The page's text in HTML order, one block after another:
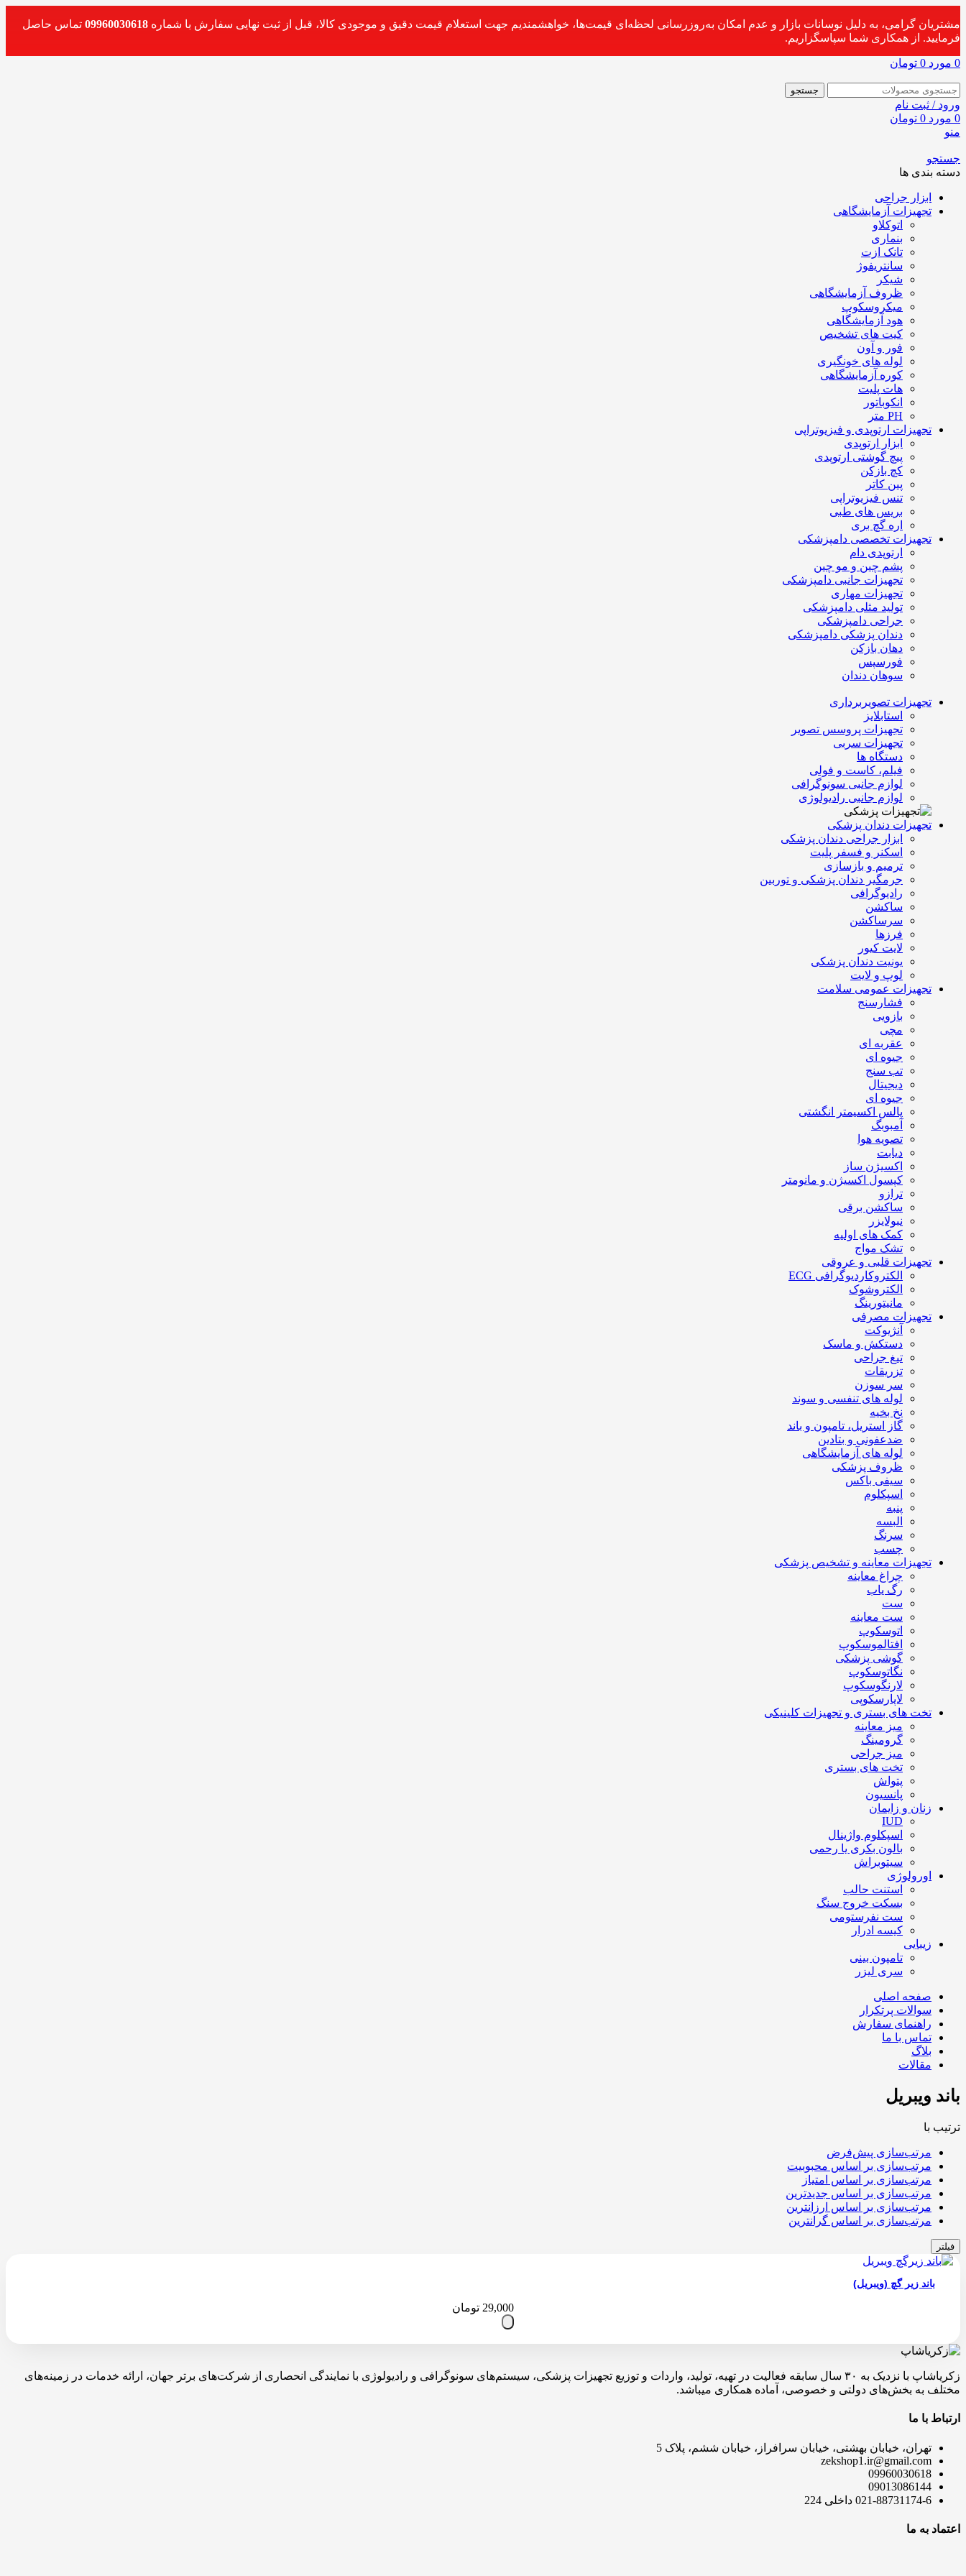
مشتریان گرامی، به دلیل نوسانات بازار و عدم امکان به‌روزرسانی لحظه‌ای قیمت‌ها، خواهشمندیم جهت استعلام قیمت دقیق و موجودی کالا، قبل از ثبت نهایی سفارش با شماره 09960030618 تماس حاصل
فرمایید. از همکاری شما سپاسگزاریم.
0 مورد 0 تومان
جستجو
ورود / ثبت نام
0 مورد 0 تومان
منو
جستجو
دسته بندی ها
ابزار جراحی
تجهیزات آزمایشگاهی
اتوکلاو
بنماری
تانک ازت
سانتریفوژ
شیکر
ظروف آزمایشگاهی
میکروسکوپ
هود آزمایشگاهی
کیت های تشخیص
فور و آون
لوله های خونگیری
کوره آزمایشگاهی
هات پلیت
انکوباتور
PH متر
تجهیزات ارتوپدی و فیزیوتراپی
ابزار ارتوپدی
پیچ گوشتی ارتوپدی
کچ بازکن
پین کاتر
تنس فیزیوتراپی
بریس های طبی
اره گچ بری
تجهیزات تخصصی دامپزشکی
ارتوپدی دام
پشم چین و مو چین
تجهیزات جانبی دامپزشکی
تجهیزات مهاری
تولید مثلی دامپزشکی
جراحی دامپزشکی
دندان پزشکی دامپزشکی
دهان بازکن
فورسپس
سوهان دندان
تجهیزات تصویربرداری
استابلایز
تجهیزات پروسس تصویر
تجهیزات سربی
دستگاه ها
فیلم، کاست و فولی
لوازم جانبی سونوگرافی
لوازم جانبی رادیولوژی
تجهیزات دندان پزشکی
ابزار جراحی دندان پزشکی
اسکنر و فسفر پلیت
ترمیم و بازسازی
جرمگیر دندان پزشکی و توربین
رادیوگرافی
ساکشن
سرساکشن
فرزها
لایت کیور
یونیت دندان پزشکی
لوپ و لایت
تجهیزات عمومی سلامت
فشارسنج
بازویی
مچی
عقربه ای
جیوه ای
تب سنج
دیجیتال
جیوه ای
پالس اکسیمتر انگشتی
آمبوبگ
تصویه هوا
دیابت
اکسیژن ساز
کپسول اکسیژن و مانومتر
ترازو
ساکشن برقی
نبولایزر
کمک های اولیه
تشک مواج
تجهیزات قلبی و عروقی
الکتروکاردیوگرافی ECG
الکتروشوک
مانیتورینگ
تجهیزات مصرفی
آنژیوکت
دستکش و ماسک
تیغ جراحی
تزریقات
سر سوزن
لوله های تنفسی و سوند
نخ بخیه
گاز استریل، تامپون و باند
ضدعفونی و بتادین
لوله های آزمایشگاهی
ظروف پزشکی
سیفی باکس
اسپکلوم
پنبه
البسه
سرنگ
چسب
تجهیزات معاینه و تشخیص پزشکی
چراغ معاینه
رگ یاب
ست
ست معاینه
اتوسکوپ
افتالموسکوپ
گوشی پزشکی
نگاتوسکوپ
لارنگوسکوپ
لاپارسکوپی
تخت های بستری و تجهیزات کلینیکی
میز معاینه
گرومینگ
میز جراحی
تخت های بستری
پتواش
پانسیون
زنان و زایمان
IUD
اسپکلوم واژینال
بالون بکری یا رحمی
سیتوبراش
اورولوژی
استنت حالب
بسکت خروج سنگ
ست نفرستومی
کیسه ادرار
زیبایی
تامپون بینی
سری لیزر
صفحه اصلی
سوالات پرتکرار
راهنمای سفارش
تماس با ما
بلاگ
مقالات
باند ویبریل
ترتیب با
مرتب‌سازی پیش‌فرض
مرتب‌سازی بر اساس محبوبیت
مرتب‌سازی بر اساس امتیاز
مرتب‌سازی بر اساس جدیدترین
مرتب‌سازی بر اساس ارزانترین
مرتب‌سازی بر اساس گرانترین
فیلتر
باند زیر گچ (ویبریل)
29,000 تومان
زکریاشاپ با نزدیک به ۳۰ سال سابقه فعالیت در تهیه، تولید، واردات و توزیع تجهیزات پزشکی، سیستم‌های سونوگرافی و رادیولوژی با نمایندگی انحصاری از شرکت‌های برتر جهان، ارائه خدمات در زمینه‌های
مختلف به بخش‌های دولتی و خصوصی، آماده همکاری میباشد.
ارتباط با ما
تهران، خیابان بهشتی، خیابان سرافراز، خیابان ششم، پلاک 5
zekshop1.ir@gmail.com
09960030618
09013086144
021-88731174-6 داخلی 224
اعتماد به ما